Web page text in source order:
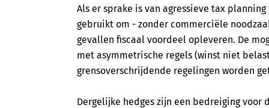
Als er sprake is van agressieve tax
gebruikt om - zonder commerciële
gevallen fiscaal voordeel opleveren. De
met asymmetrische regels (winst niet
grensoverschrijdende regelingen worden
Dergelijke hedges zijn een bedreiging voor